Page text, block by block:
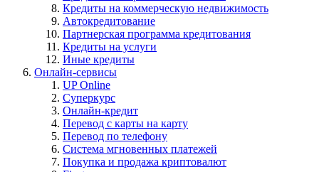
Кредиты на коммерческую недвижимость
Автокредитование
Партнерская программа кредитования
Кредиты на услуги
Иные кредиты
Онлайн-сервисы
UP Online
Суперкурс
Онлайн-кредит
Перевод с карты на карту
Перевод по телефону
Система мгновенных платежей
Покупка и продажа криптовалют